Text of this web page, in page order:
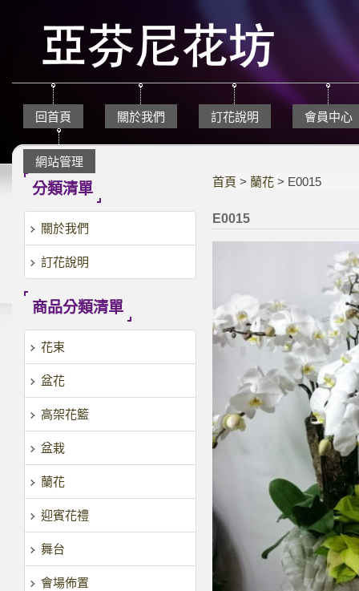
回首頁 關於我們 訂花說明 會員中心
網站管理
分類清單
關於我們
訂花說明
商品分類清單
花束
盆花
高架花籃
盆栽
蘭花
迎賓花禮
舞台
會場佈置
首頁 > 蘭花 > E0015
E0015